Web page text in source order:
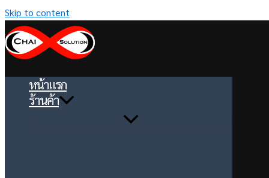
Skip to content
หน้าแรก
ร้านค้า